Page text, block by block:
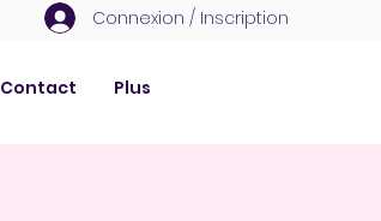
Connexion / Inscription
Contact Plus